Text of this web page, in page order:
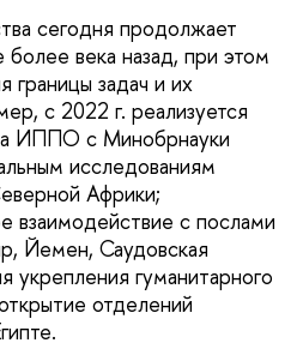
сегодня продолжает
века назад, при этом
границы задач и их
с 2022 г. реализуется
ИППО с Минобрнауки
исследованиям
Африки;
взаимодействие с послами
Йемен, Саудовская
гуманитарного
отделений